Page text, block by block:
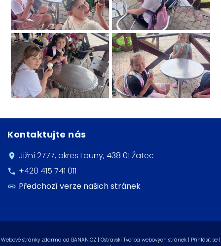
Kontaktujte nás
Jižní 2777, okres Louny, 438 01 Žatec
+420 415 741 011
Předchozí verze našich stránek
Webové stránky zdarma od BANAN.CZ| Ostravski Tvorba webových stránek | Přihlásit se |